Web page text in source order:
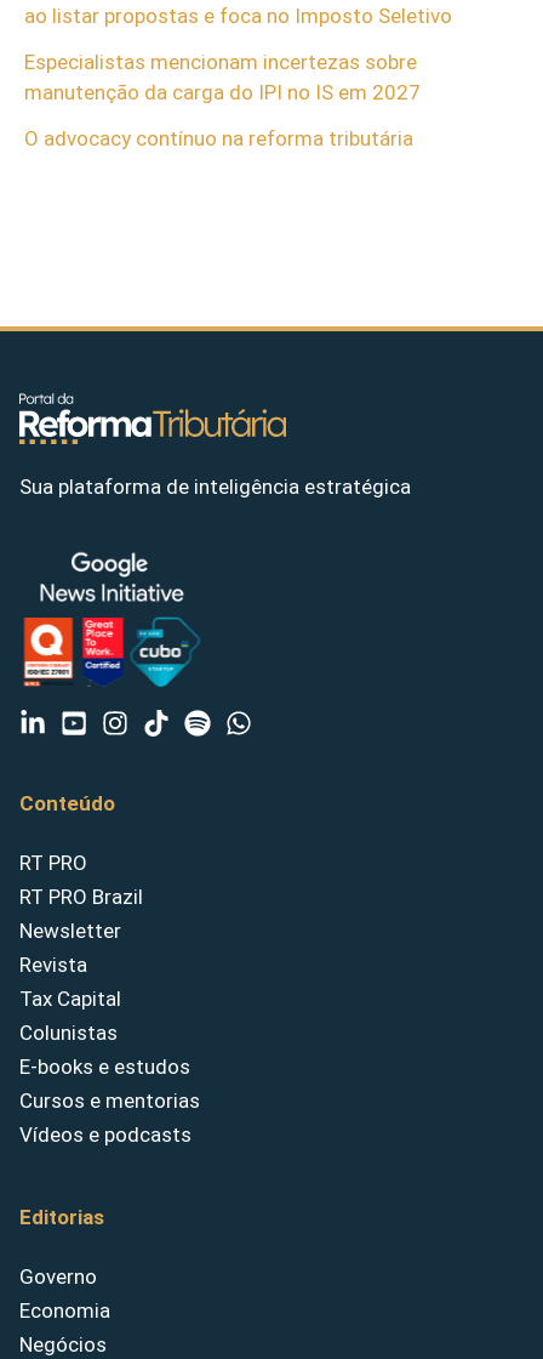
ao listar propostas e foca no Imposto Seletivo
Especialistas mencionam incertezas sobre
manutenção da carga do IPI no IS em 2027
O advocacy contínuo na reforma tributária
Sua plataforma de inteligência estratégica
Conteúdo
RT PRO
RT PRO Brazil
Newsletter
Revista
Tax Capital
Colunistas
E-books e estudos
Cursos e mentorias
Vídeos e podcasts
Editorias
Governo
Economia
Negócios